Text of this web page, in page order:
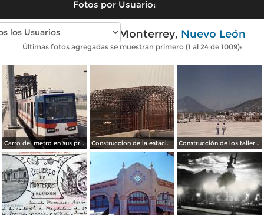
Fotos por Usuario:
Fotos antiguas de Monterrey, Nuevo León
Últimas fotos agregadas se muestran primero (1 al 24 de 1009):
Carro del metro en sus primeras pruebas durante 1990 Construccion de la estacion cuauhtemoc Construcción de los talleres del metro